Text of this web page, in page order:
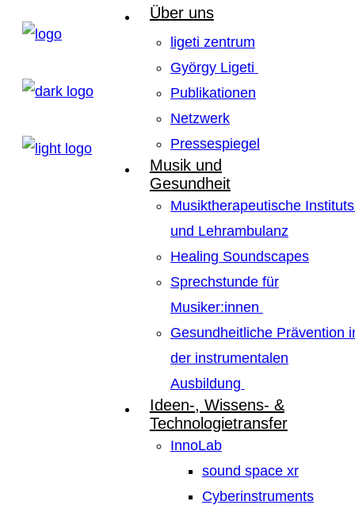
Über uns
ligeti zentrum
György Ligeti
Publikationen
Netzwerk
Pressespiegel
Musik und
Gesundheit
Musiktherapeutische
und Lehrambulanz
Healing Soundscapes
Sprechstunde für
Musiker:innen
Gesundheitliche Prävention
der instrumentalen
Ausbildung
Ideen-, Wissens- &
Technologietransfer
InnoLab
sound space xr
Cyberinstruments